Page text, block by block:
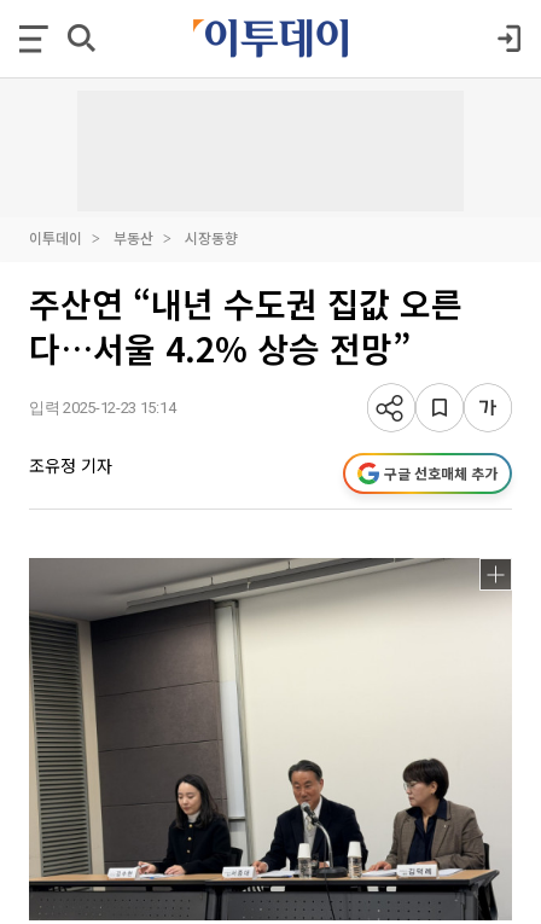
이투데이 부동산 시장동향
주산연 “내년 수도권 집값 오른
다…서울 4.2% 상승 전망”
입력 2025-12-23 15:14
조유정 기자 구글 선호매체 추가